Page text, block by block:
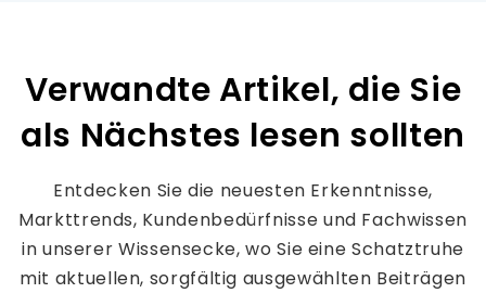
Verwandte Artikel, die Sie
als Nächstes lesen sollten
Entdecken Sie die neuesten Erkenntnisse,
Markttrends, Kundenbedürfnisse und Fachwissen
in unserer Wissensecke, wo Sie eine Schatztruhe
mit aktuellen, sorgfältig ausgewählten Beiträgen